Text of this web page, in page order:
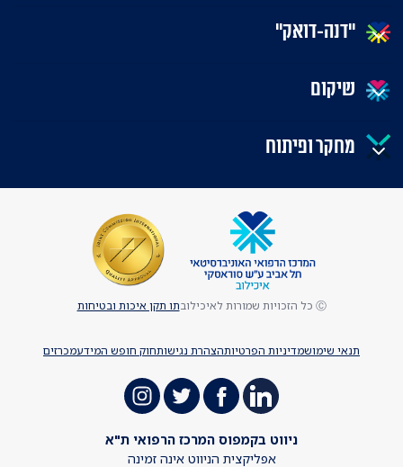
"דנה-דואק"
שיקום
מחקר ופיתוח
תנאי שימושמדיניות הפרטיותהצהרת נגישותחוק חופש המידעמכרזים
Ⓒ כל הזכויות שמורות לאיכילוב תו תקן איכות ובטיחות
ניווט בקמפוס המרכז הרפואי ת"א
אפליקצית הניווט אינה זמינה